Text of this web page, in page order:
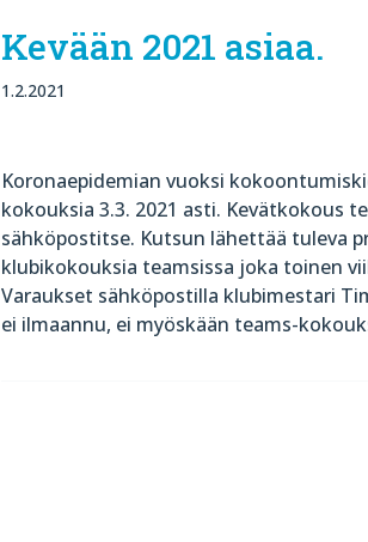
Kevään 2021 asiaa.
1.2.2021
Koronaepidemian vuoksi
kokouksia 3.3. 2021 asti. Kevätkokous
sähköpostitse. Kutsun lähettää tuleva
klubikokouksia teamsissa joka toinen
Varaukset sähköpostilla klubimestari
ei ilmaannu, ei myöskään teams-